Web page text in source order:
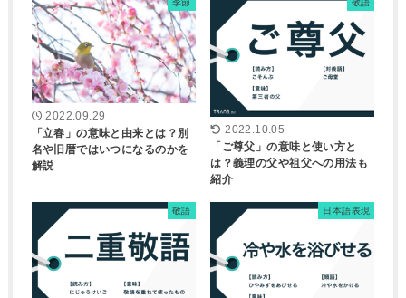
季節
2022.09.29
「立春」の意味と由来とは？別
名や旧暦ではいつになるのかを
解説
敬語
2022.10.05
「ご尊父」の意味と使い方と
は？義理の父や祖父への用法も
紹介
敬語 日本語表現